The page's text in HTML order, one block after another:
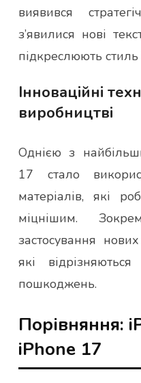
виявився
з’явилися нові
підкреслюють стиль
Інноваційні
виробництві
Однією з
17 стало
матеріалів, які
міцнішим.
застосування
які
пошкоджень.
Порівняння:
iPhone 17